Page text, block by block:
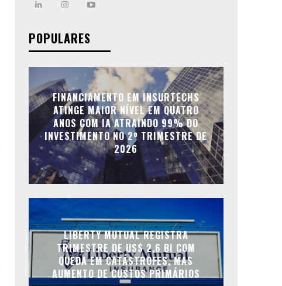
POPULARES
FINANCIAMENTO EM INSURTECHS
ATINGE MAIOR NÍVEL EM QUATRO
ANOS COM IA ATRAINDO 99% DO
INVESTIMENTO NO 2º TRIMESTRE DE
2026
LIBERTY MUTUAL REGISTRA
TRIMESTRE DE US$ 2,6 BI COM
QUEDA EM CATÁSTROFES, MAS
AUMENTO DE CUSTOS PRIMÁRIOS